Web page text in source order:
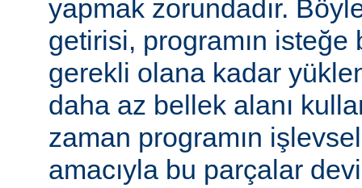
yapmak zorundadır.
getirisi, programın isteğe
gerekli olana kadar
daha az bellek alanı
zaman programın
amacıyla bu parçalar